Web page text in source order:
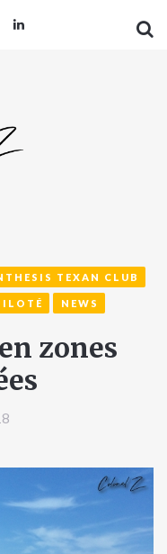
TEXAN CLUB
NEWS
zones